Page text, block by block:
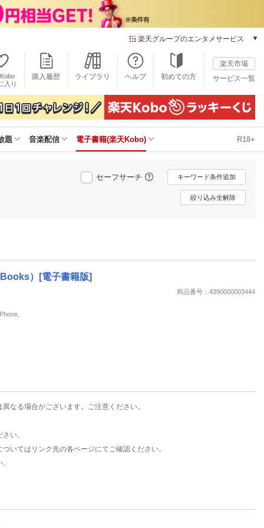
楽天グループのエンタメサービス
本/ゲーム/CD/DVD
楽天ブックス
電子書籍
楽天Kobo
雑誌読み放題
楽天ミュージック
動画配信
楽天TV
動画配信ガイド
推し楽
入り
購入履歴 ライブラリ ヘルプ 初めての方
楽天市場
サービス一覧
題 音楽配信 電子書籍(楽天Kobo) R18+
セーフサーチ キーワード条件追加
絞り込み全解除
）[電子書籍版]
商品番号：4390000003444
なる場合がございます。ご注意ください。
い。
いてはリンク先の各ページにてご確認ください。